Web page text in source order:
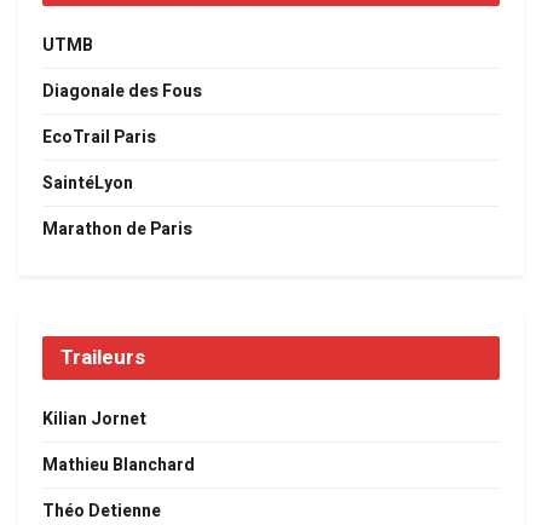
UTMB
Diagonale des Fous
EcoTrail Paris
SaintéLyon
Marathon de Paris
Traileurs
Kilian Jornet
Mathieu Blanchard
Théo Detienne